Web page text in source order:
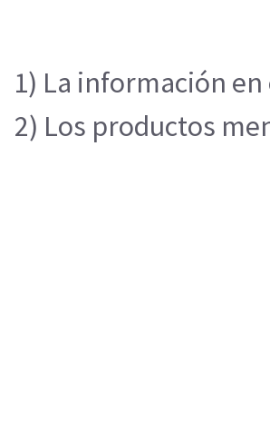
1) La información
2) Los productos